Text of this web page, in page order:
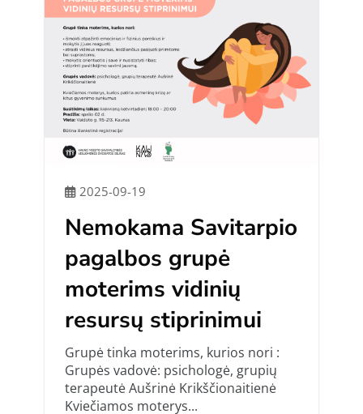
2025-09-19
Nemokama Savitarpio
pagalbos grupė
moterims vidinių
resursų stiprinimui
Grupė tinka moterims, kurios nori :
Grupės vadovė: psichologė, grupių
terapeutė Aušrinė Krikščionaitienė
Kviečiamos moterys...